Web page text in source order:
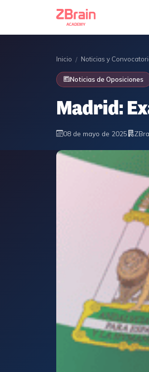
Inicio / Noticias y
Noticias de Oposiciones
Madrid:
08 de mayo de 2025